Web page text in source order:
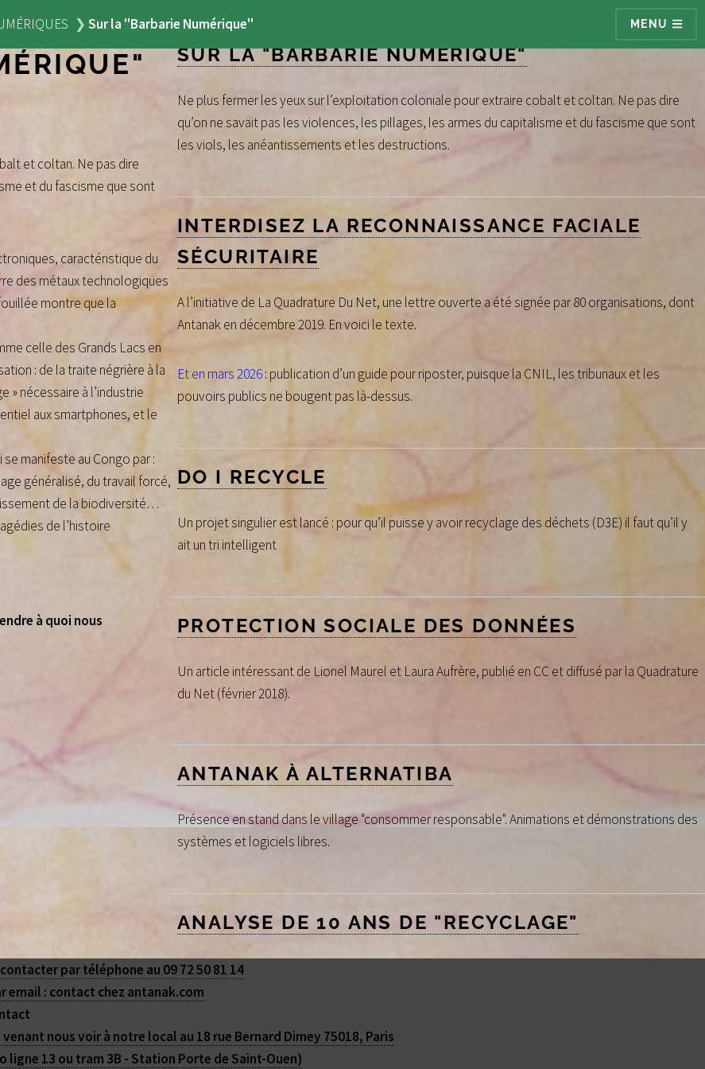
Sur la "Barbarie Numérique" MENU
et coltan. Ne pas dire
et du fascisme que sont
caractéristique du
des métaux technologiques
montre que la
celle des Grands Lacs en
: de la traite négrière à la
nécessaire à l’industrie
aux smartphones, et le
manifeste au Congo par :
généralisé, du travail forcé,
de la biodiversité…
de l’histoire
à quoi nous
SUR LA "BARBARIE NUMÉRIQUE"
Ne plus fermer les yeux sur l’exploitation coloniale pour extraire cobalt et coltan. Ne pas dire
qu’on ne savait pas les violences, les pillages, les armes du capitalisme et du fascisme que sont
les viols, les anéantissements et les destructions.
INTERDISEZ LA RECONNAISSANCE FACIALE
SÉCURITAIRE
A l’initiative de La Quadrature Du Net, une lettre ouverte a été signée par 80 organisations, dont
Antanak en décembre 2019. En voici le texte.
Et en mars 2026: publication d’un guide pour riposter, puisque la CNIL, les tribunaux et les
pouvoirs publics ne bougent pas là-dessus.
DO I RECYCLE
Un projet singulier est lancé : pour qu’il puisse y avoir recyclage des déchets (D3E) il faut qu’il y
ait un tri intelligent
PROTECTION SOCIALE DES DONNÉES
Un article intéressant de Lionel Maurel et Laura Aufrère, publié en CC et diffusé par la Quadrature
du Net (février 2018).
ANTANAK À ALTERNATIBA
Présence en stand dans le village "consommer responsable". Animations et démonstrations des
systèmes et logiciels libres.
ANALYSE DE 10 ANS DE "RECYCLAGE"
Dossier complet des Amis de la Terre (décembre 2016)
par téléphone au 09 72 50 81 14
email : contact chez antanak.com
venant nous voir à notre local au 18 rue Bernard Dimey 75018, Paris
ligne 13 ou tram 3B - Station Porte de Saint-Ouen)